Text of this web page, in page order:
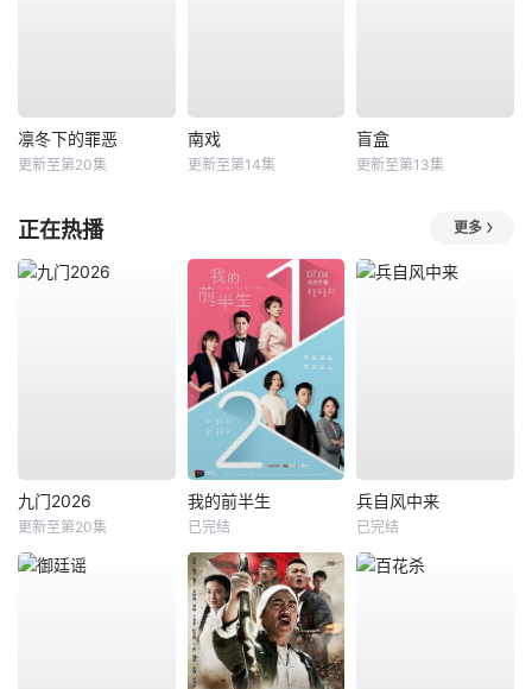
凛冬下的罪恶
更新至第20集
南戏
更新至第14集
盲盒
更新至第13集
正在热播 更多
九门2026
更新至第20集
我的前半生
已完结
兵自风中来
已完结